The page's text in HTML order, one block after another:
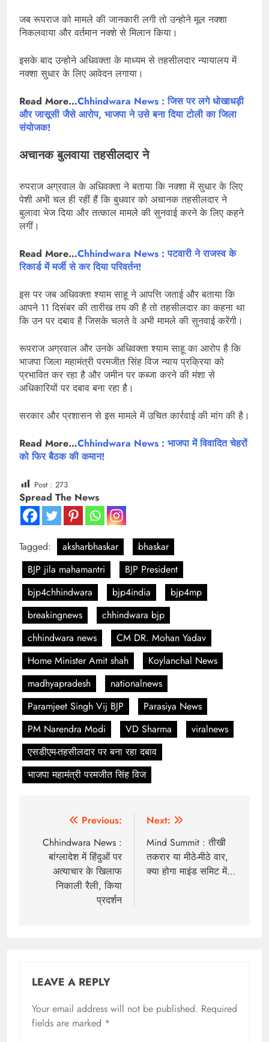
जब रूपराज को मामले की जानकारी लगी तो उन्होने मूल नक्शा
निकलवाया और वर्तमान नक्शे से मिलान किया।
इसके बाद उन्होने अधिवक्ता के माध्यम से तहसीलदार न्यायालय में
नक्शा सुधार के लिए आवेदन लगाया।
Read More…Chhindwara News : जिस पर लगे धोखाधड़ी
और जासूसी जैसे आरोप, भाजपा ने उसे बना दिया टोली का जिला
संयोजक!
अचानक बुलवाया तहसीलदार ने
रुपराज अग्रवाल के अधिवक्ता ने बताया कि नक्शा में सुधार के लिए
पेशी अभी चल ही रहीं हैं कि बुधवार को अचानक तहसीलदार ने
बुलावा भेज दिया और तत्काल मामले की सुनवाई करने के लिए कहने
लगीं।
Read More…Chhindwara News : पटवारी ने राजस्व के
रिकार्ड में मर्जी से कर दिया परिवर्तन!
इस पर जब अधिवक्ता श्याम साहू ने आपत्ति जताई और बताया कि
आपने 11 दिसंबर की तारीख तय की है तो तहसीलदार का कहना था
कि उन पर दबाव है जिसके चलते वे अभी मामले की सुनवाई करेंगी।
रूपराज अग्रवाल और उनके अधिवक्ता श्याम साहू का आरोप है कि
भाजपा जिला महामंत्री परमजीत सिंह विज न्याय प्रक्रिया को
प्रभावित कर रहा है और जमीन पर कब्जा करने की मंशा से
अधिकारियों पर दबाव बना रहा है।
सरकार और प्रशासन से इस मामले में उचित कार्रवाई की मांग की है।
Read More…Chhindwara News : भाजपा में विवादित चेहरों
को फिर बैठक की कमान!
Post : 273
Spread The News
Tagged: aksharbhaskar
bhaskar
BJP jila mahamantri
BJP President
bjp4chhindwara
bjp4india
bjp4mp
breakingnews
chhindwara bjp
chhindwara news
CM DR. Mohan Yadav
Home Minister Amit shah
Koylanchal News
madhyapradesh
nationalnews
Paramjeet Singh Vij BJP
Parasiya News
PM Narendra Modi
VD Sharma
viralnews
एसडीएम-तहसीलदार पर बना रहा दबाव
भाजपा महामंत्री परमजीत सिंह विज
navigation
Previous:
Chhindwara News :
बांग्लादेश में हिंदुओं पर
अत्याचार के खिलाफ
निकाली रैली, किया
प्रदर्शन
Next:
Mind Summit : तीखी
तकरार या मीठे-मीठे वार,
क्या होगा माइंड समिट में…
LEAVE A REPLY
Your email address will not be published. Required
fields are marked *